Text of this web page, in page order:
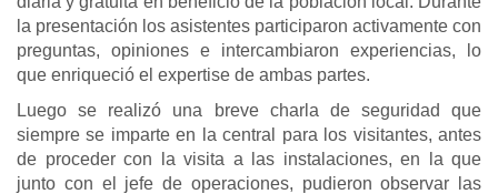
la presentación los asistentes participaron activamente con
preguntas, opiniones e intercambiaron experiencias, lo
que enriqueció el expertise de ambas partes.
Luego se realizó una breve charla de seguridad que
siempre se imparte en la central para los visitantes, antes
de proceder con la visita a las instalaciones, en la que
junto con el jefe de operaciones, pudieron observar las